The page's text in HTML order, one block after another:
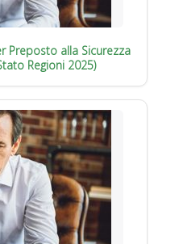
Preposto alla Sicurezza
Regioni 2025)